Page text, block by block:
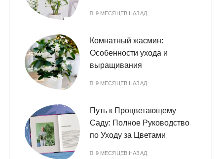
9 МЕСЯЦЕВ НАЗАД
Комнатный жасмин:
Особенности ухода и
выращивания
9 МЕСЯЦЕВ НАЗАД
Путь к Процветающему
Саду: Полное Руководство
по Уходу за Цветами
9 МЕСЯЦЕВ НАЗАД